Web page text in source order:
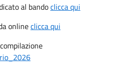
al bandoclicca qui
onlineclicca qui